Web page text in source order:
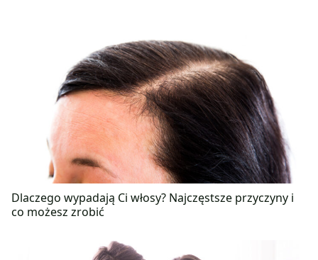
Dlaczego wypadają Ci włosy? Najczęstsze przyczyny i
co możesz zrobić